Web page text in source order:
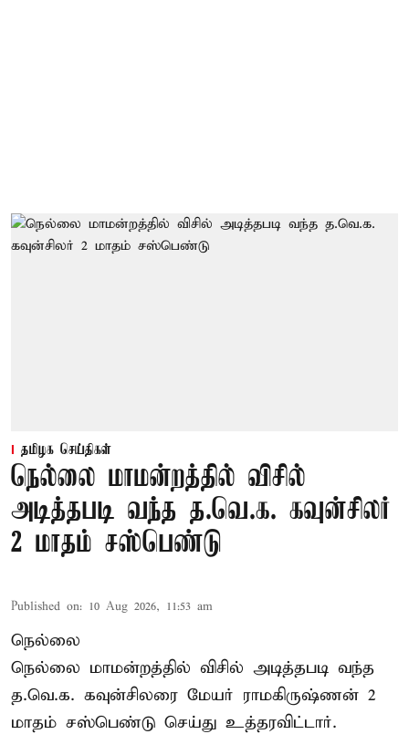
தமிழக செய்திகள்
நெல்லை மாமன்றத்தில் விசில்
அடித்தபடி வந்த த.வெ.க. கவுன்சிலர்
2 மாதம் சஸ்பெண்டு
Published on: 10 Aug 2026, 11:53 am
நெல்லை
நெல்லை மாமன்றத்தில் விசில் அடித்தபடி வந்த
த.வெ.க. கவுன்சிலரை மேயர் ராமகிருஷ்ணன் 2
மாதம் சஸ்பெண்டு செய்து உத்தரவிட்டார்.